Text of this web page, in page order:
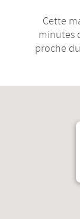
Cette
minutes
proche